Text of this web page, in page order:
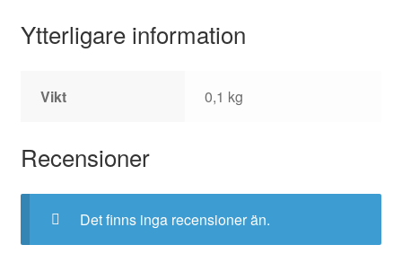
Ytterligare information
Vikt 0,1 kg
Recensioner
Det finns inga recensioner än.